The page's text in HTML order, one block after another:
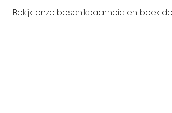
Bekijk onze beschikbaarheid en boek